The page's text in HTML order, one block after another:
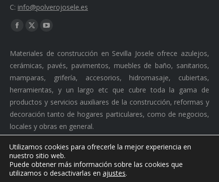
C: info@polverojosele.es
Find us on:
Facebook
opens
in
new
window
X
opens
in
new
window
YouTube
opens
in
new
window
Materiales de construcción en Sevilla Josele ofrece azulejos,
cerámicas, pavés, pavimentos, muebles de baño, sanitarios,
mamparas, grifería, accesorios, hidromasaje, cubiertas,
herramientas, y un largo etc que cubre toda la gama de
productos y servicios auxiliares de la construcción, reformas y
decoración tanto de hogares particulares, como de negocios,
locales y obras en general.
Ⓒ 2026 Polvero Josele. Todos los derechos reservados. ·
Desarrollado porDoblerc Comunciaciones S.L.
Utilizamos cookies para ofrecerle la mejor experiencia en
nuestro sitio web.
Puede obtener más información sobre las cookies que
utilizamos o desactivarlas en ajustes.